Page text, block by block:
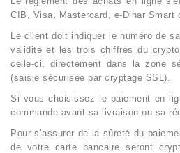
CIB, Visa, Mastercard, e-Dinar Smart
Le client doit indiquer le numéro de
validité et les trois chiffres du
celle-ci, directement dans la zone
(saisie sécurisée par cryptage SSL).
Si vous choisissez le paiement en
commande avant sa livraison ou sa
Pour s’assurer de la sûreté du
de votre carte bancaire seront